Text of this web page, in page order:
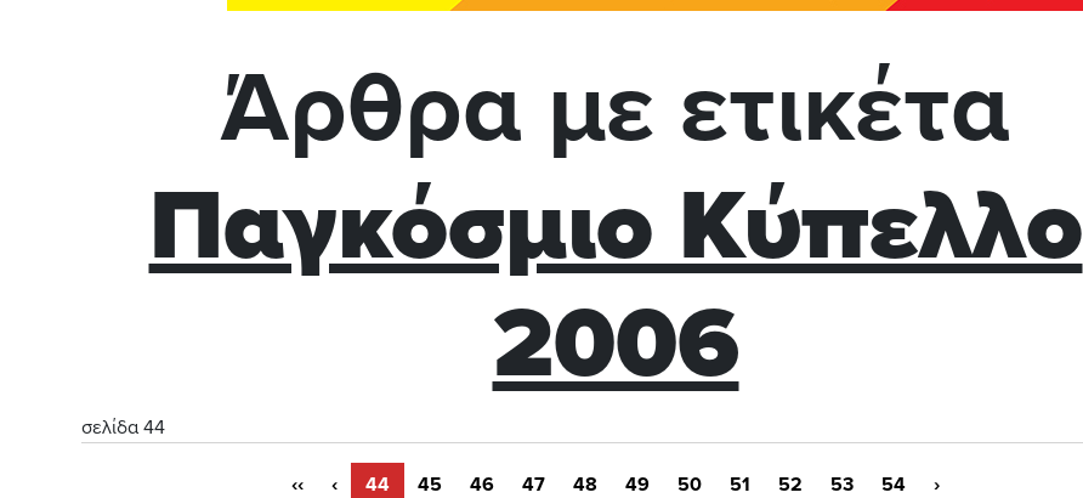
Άρθρα με ετικέτα
Παγκόσμιο Κύπελλο
2006
σελίδα 44
‹‹ ‹ 44 45 46 47 48 49 50 51 52 53 54 ›